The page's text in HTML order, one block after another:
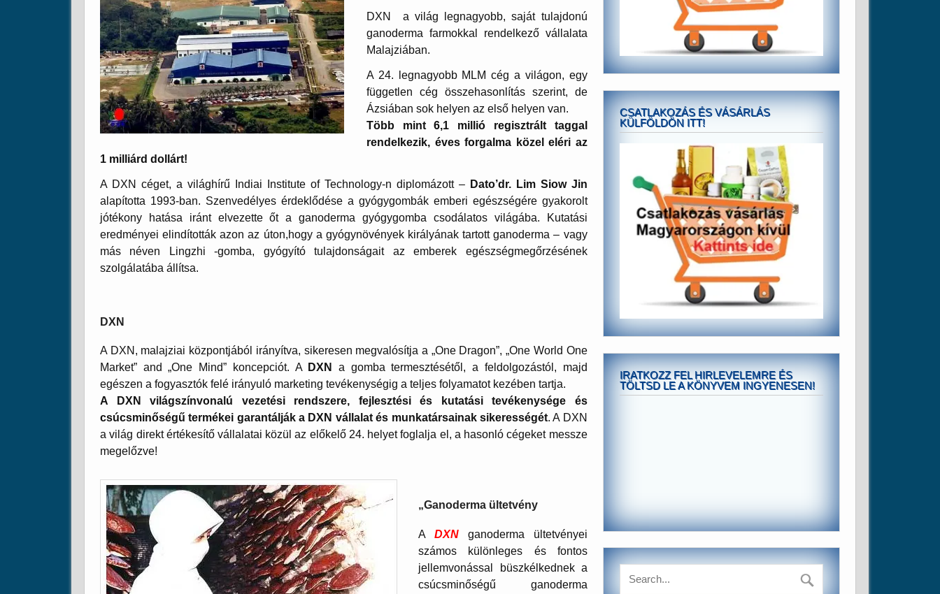
DXN a világ legnagyobb, saját tulajdonú
ganoderma farmokkal rendelkező vállalata
Malajziában.
A 24. legnagyobb MLM cég a világon, egy
független cég összehasonlítás szerint, de
Ázsiában sok helyen az első helyen van.
Több mint 6,1 millió regisztrált taggal
rendelkezik, éves forgalma közel eléri az
1 milliárd dollárt!
A DXN céget, a világhírű Indiai Institute of Technology-n diplomázott – Dato’dr. Lim Siow Jin
alapította 1993-ban. Szenvedélyes érdeklődése a gyógygombák emberi egészségére gyakorolt
jótékony hatása iránt elvezette őt a ganoderma gyógygomba csodálatos világába. Kutatási
eredményei elindították azon az úton,hogy a gyógynövények királyának tartott ganoderma – vagy
más néven Lingzhi -gomba, gyógyító tulajdonságait az emberek egészségmegőrzésének
szolgálatába állítsa.
DXN
A DXN, malajziai központjából irányítva, sikeresen megvalósítja a „One Dragon”, „One World One
Market” and „One Mind” koncepciót. A DXN
a gomba termesztésétől, a feldolgozástól, majd
egészen a fogyasztók felé irányuló marketing tevékenységig a teljes folyamatot kezében tartja.
A DXN világszínvonalú vezetési rendszere, fejlesztési és kutatási tevékenysége és
csúcsminőségű termékei garantálják a DXN vállalat és munkatársainak sikerességét. A DXN
a világ direkt értékesítő vállalatai közül az előkelő 24. helyet foglalja el, a hasonló cégeket messze
megelőzve!
„Ganoderma ültetvény
ADXN ganoderma ültetvényei
számos különleges és fontos
jellemvonással büszkélkednek a
csúcsminőségű ganoderma
CSATLAKOZÁS ÉS VÁSÁRLÁS
KÜLFÖLDÖN ITT!
IRATKOZZ FEL HIRLEVELEMRE ÉS
TÖLTSD LE A KÖNYVEM INGYENESEN!